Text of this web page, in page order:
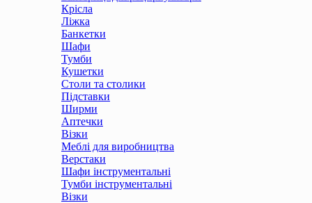
Крісла
Ліжка
Банкетки
Шафи
Тумби
Кушетки
Столи та столики
Підставки
Ширми
Аптечки
Візки
Меблі для виробництва
Верстаки
Шафи інструментальні
Тумби інструментальні
Візки